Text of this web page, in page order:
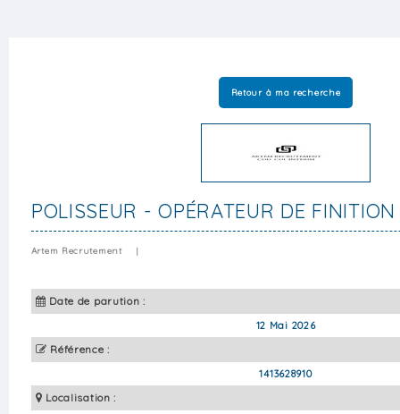
Retour à ma recherche
POLISSEUR - OPÉRATEUR DE
Artem Recrutement |
Date de parution :
12 Mai 2026
Référence :
1413628910
Localisation :